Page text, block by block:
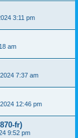
3:11 pm
am
7:37 am
12:46 pm
fr)
9:52 pm